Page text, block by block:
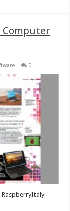
0
RaspberryItaly